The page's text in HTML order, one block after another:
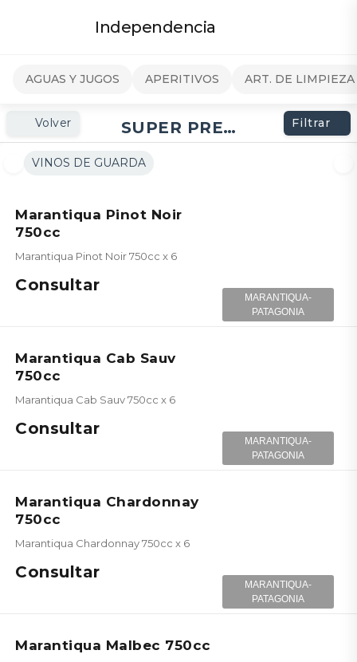
Independencia
AGUAS Y JUGOS APERITIVOS ART. DE LIMPIEZA
Volver SUPER PREMIUM Filtrar
VINOS DE GUARDA
MARANTIQUA-
PATAGONIA
Marantiqua Pinot Noir
750cc
Marantiqua Pinot Noir 750cc x 6
Consultar
MARANTIQUA-
PATAGONIA
Marantiqua Cab Sauv
750cc
Marantiqua Cab Sauv 750cc x 6
Consultar
MARANTIQUA-
PATAGONIA
Marantiqua Chardonnay
750cc
Marantiqua Chardonnay 750cc x 6
Consultar
Marantiqua Malbec 750cc